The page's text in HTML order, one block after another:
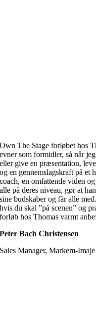
Own The Stage forløbet hos
evner som formidler, så når
eller give en præsentation,
og en gennemslagskraft på et
coach, en omfattende viden
alle på deres niveau, gør at
sine budskaber og får alle
hvis du skal ”på scenen” og
forløb hos Thomas varmt
Peter Bach Christensen
Sales Manager, Markem-